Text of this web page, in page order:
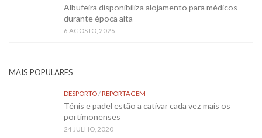
Albufeira disponibiliza alojamento para médicos
durante época alta
6 AGOSTO, 2026
MAIS POPULARES
DESPORTO/REPORTAGEM
Ténis e padel estão a cativar cada vez mais os
portimonenses
24 JULHO, 2020